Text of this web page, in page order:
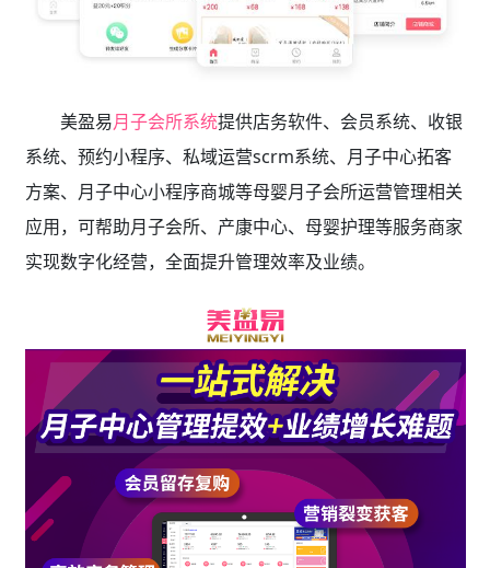
美盈易月子会所系统提供店务软件、会员系统、收银
系统、预约小程序、私域运营scrm系统、月子中心拓客
方案、月子中心小程序商城等母婴月子会所运营管理相关
应用，可帮助月子会所、产康中心、母婴护理等服务商家
实现数字化经营，全面提升管理效率及业绩。